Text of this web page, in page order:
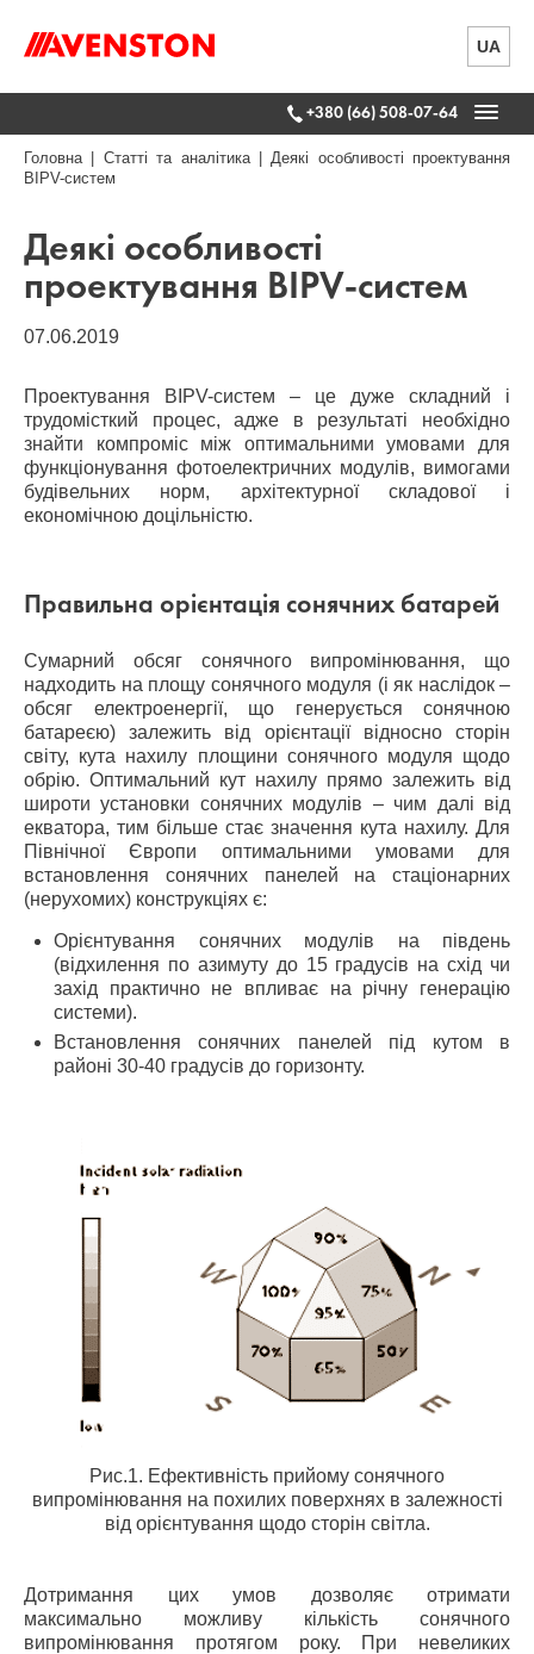
UA
+380 (66) 508-07-64
Головна| Статті та аналітика|Деякі особливості проектування
BIPV-систем
Деякі особливості
проектування BIPV-систем
07.06.2019
Проектування BIPV-систем – це дуже складний і
трудомісткий процес, адже в результаті необхідно
знайти компроміс між оптимальними умовами для
функціонування фотоелектричних модулів, вимогами
будівельних норм, архітектурної складової і
економічною доцільністю.
Правильна орієнтація сонячних батарей
Сумарний обсяг сонячного випромінювання, що
надходить на площу сонячного модуля (і як наслідок –
обсяг електроенергії, що генерується сонячною
батареєю) залежить від орієнтації відносно сторін
світу, кута нахилу площини сонячного модуля щодо
обрію. Оптимальний кут нахилу прямо залежить від
широти установки сонячних модулів – чим далі від
екватора, тим більше стає значення кута нахилу. Для
Північної Європи оптимальними умовами для
встановлення сонячних панелей на стаціонарних
(нерухомих) конструкціях є:
Орієнтування сонячних модулів на південь
(відхилення по азимуту до 15 градусів на схід чи
захід практично не впливає на річну генерацію
системи).
Встановлення сонячних панелей під кутом в
районі 30-40 градусів до горизонту.
Рис.1. Ефективність прийому сонячного
випромінювання на похилих поверхнях в залежності
від орієнтування щодо сторін світла.
Дотримання цих умов дозволяє отримати
максимально можливу кількість сонячного
випромінювання протягом року. При невеликих